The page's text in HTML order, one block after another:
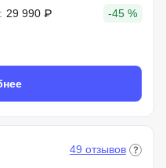
29 990 ₽ -45 %
49 отзывов